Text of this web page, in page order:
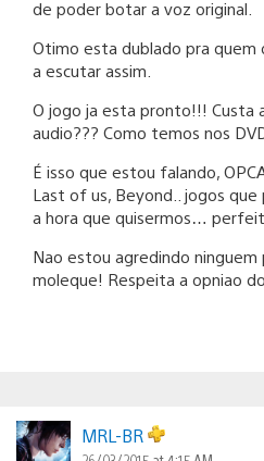
de poder botar a voz original.
Otimo esta dublado pra quem
a escutar assim.
O jogo ja esta pronto!!! Custa
audio??? Como temos nos
É isso que estou falando,
Last of us, Beyond.. jogos
a hora que quisermos…
Nao estou agredindo
moleque! Respeita a opniao
MRL-BR